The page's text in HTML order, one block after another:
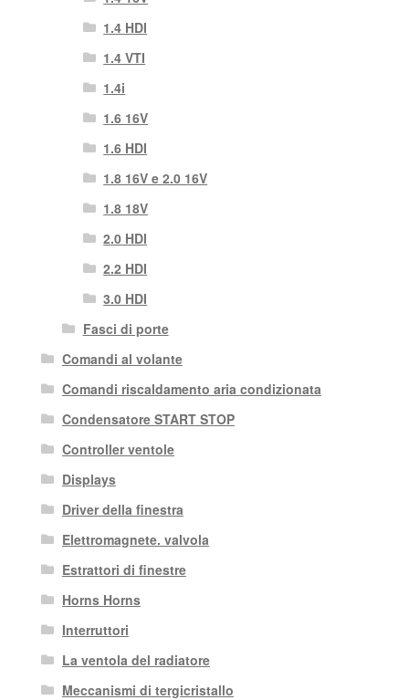
1.4 HDI
1.4 VTI
1.4i
1.6 16V
1.6 HDI
1.8 16V e 2.0 16V
1.8 18V
2.0 HDI
2.2 HDI
3.0 HDI
Fasci di porte
Comandi al volante
Comandi riscaldamento aria condizionata
Condensatore START STOP
Controller ventole
Displays
Driver della finestra
Elettromagnete. valvola
Estrattori di finestre
Horns Horns
Interruttori
La ventola del radiatore
Meccanismi di tergicristallo